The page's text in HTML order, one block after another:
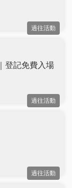
過往活動
登記免費入場
過往活動
過往活動